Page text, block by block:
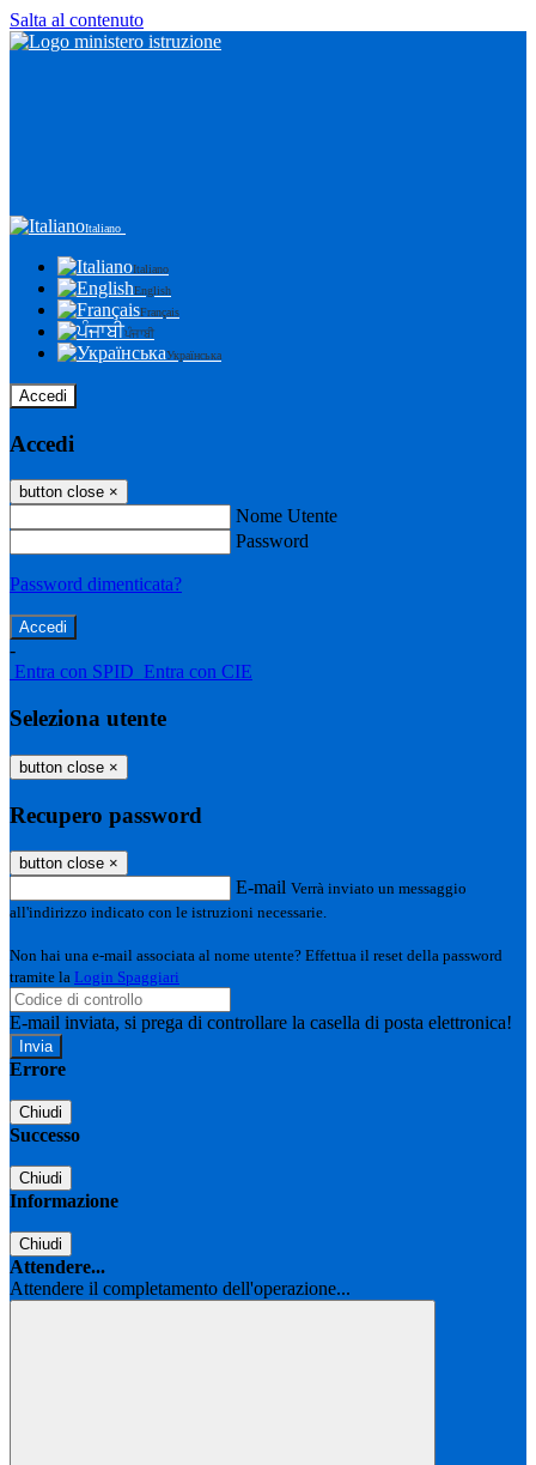
Salta al contenuto
Italiano
Italiano
English
Français
ਪੰਜਾਬੀ
Українська
Accedi
Accedi
button close ×
Nome Utente
Password
Password dimenticata?
-
Entra con SPID Entra con CIE
Seleziona utente
button close ×
Recupero password
button close ×
E-mail Verrà inviato un messaggio
all'indirizzo indicato con le istruzioni necessarie.
Non hai una e-mail associata al nome utente? Effettua il reset della password
tramite la Login Spaggiari
E-mail inviata, si prega di controllare la casella di posta elettronica!
Errore
Chiudi
Successo
Chiudi
Informazione
Chiudi
Attendere...
Attendere il completamento dell'operazione...